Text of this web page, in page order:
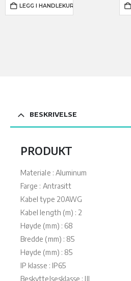
kr 599,40.
LEGG I HANDLEKURV
BESKRIVELSE
PRODUKT
Materiale : Aluminum
Farge : Antrasitt
Kabel type 20AWG
Kabel length (m) : 2
Høyde (mm) : 68
Bredde (mm) : 85
Høyde (mm) : 85
IP klasse : IP65
Beskyttelsesklasse : III